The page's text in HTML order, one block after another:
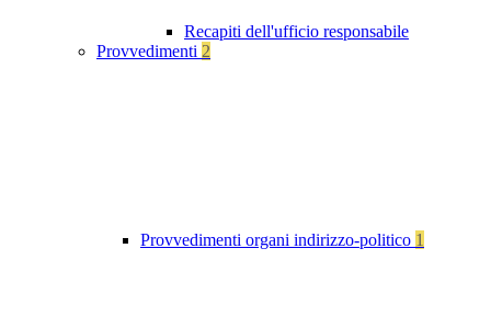
Recapiti dell'ufficio responsabile
Provvedimenti 2
Provvedimenti organi indirizzo-politico 1